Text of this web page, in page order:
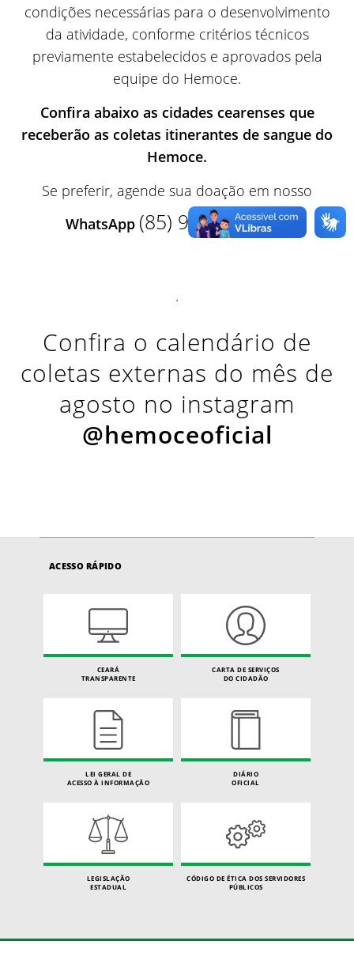
condições necessárias para o desenvolvimento
da atividade, conforme critérios técnicos
previamente estabelecidos e aprovados pela
equipe do Hemoce.
Confira abaixo as cidades cearenses que
receberão as coletas itinerantes de sangue do
Hemoce.
Se preferir, agende sua doação em nosso
WhatsApp (85) 9 9681-7597
.
Confira o calendário de
coletas externas do mês de
agosto no instagram
@hemoceoficial
ACESSO RÁPIDO
CEARÁ
TRANSPARENTE
CARTA DE SERVIÇOS
DO CIDADÃO
LEI GERAL DE
ACESSO À INFORMAÇÃO
DIÁRIO
OFICIAL
LEGISLAÇÃO
ESTADUAL
CÓDIGO DE ÉTICA DOS SERVIDORES
PÚBLICOS